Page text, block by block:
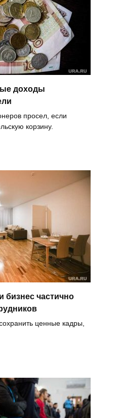
доходы
просел, если
корзину.
бизнес частично
ценные кадры,